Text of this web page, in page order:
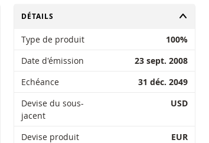
CHANGER
DÉTAILS
Type de produit
100%
Date d'émission
23 sept. 2008
Echéance
31 déc. 2049
Devise du sous-
jacent
USD
Devise produit
EUR